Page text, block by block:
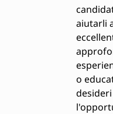
aiutarli
o